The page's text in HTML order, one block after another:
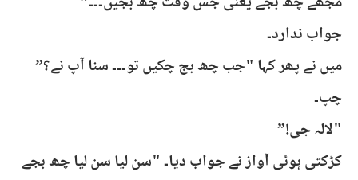
جواب ندارد۔
میں نے پھر کہا "جب چھ بج چکیں تو۔۔۔ سنا آپ نے؟”
چپ۔
"لالہ جی!”
کڑکتی ہوئی آواز نے جواب دیا۔ "سن لیا سن لیا چھ بجے